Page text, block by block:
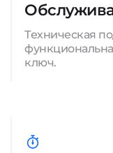
Техническая
ключ.